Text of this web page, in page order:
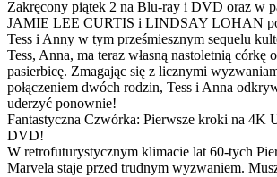
Zakręcony piątek 2 na Blu-ray i DVD oraz w
JAMIE LEE CURTIS i LINDSAY LOHAN
Tess i Anny w tym prześmiesznym sequelu
Tess, Anna, ma teraz własną nastoletnią córkę
pasierbicę. Zmagając się z licznymi
połączeniem dwóch rodzin, Tess i Anna
uderzyć ponownie!
Fantastyczna Czwórka: Pierwsze kroki na 4K
DVD!
W retrofuturystycznym klimacie lat 60-tych
Marvela staje przed trudnym wyzwaniem.